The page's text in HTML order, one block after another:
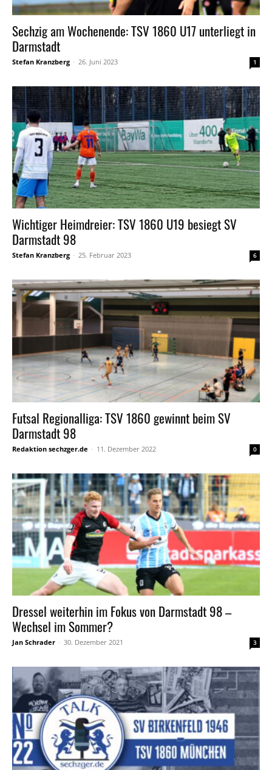
Sechzig am Wochenende: TSV 1860 U17 unterliegt in
Darmstadt
Stefan Kranzberg - 26. Juni 2023 1
Wichtiger Heimdreier: TSV 1860 U19 besiegt SV
Darmstadt 98
Stefan Kranzberg - 25. Februar 2023 6
Futsal Regionalliga: TSV 1860 gewinnt beim SV
Darmstadt 98
Redaktion sechzger.de - 11. Dezember 2022 0
Dressel weiterhin im Fokus von Darmstadt 98 –
Wechsel im Sommer?
Jan Schrader - 30. Dezember 2021 3